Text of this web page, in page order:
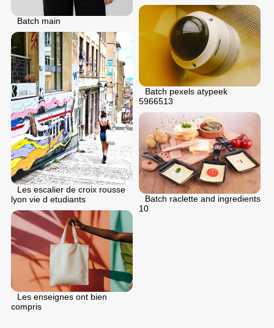
Batch main
Batch pexels atypeek
5966513
Les escalier de croix rousse
lyon vie d etudiants
Batch raclette and ingredients
10
Les enseignes ont bien
compris